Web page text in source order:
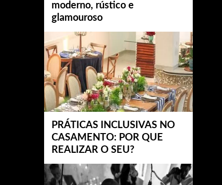
moderno, rústico e
glamouroso
PRÁTICAS INCLUSIVAS NO
CASAMENTO: POR QUE
REALIZAR O SEU?